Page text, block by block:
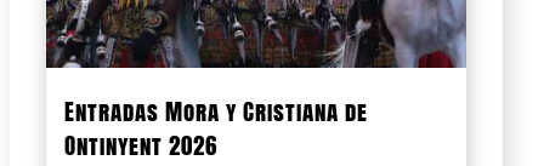
Entradas Mora y Cristiana de
Ontinyent 2026